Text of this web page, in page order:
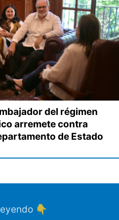
del régimen
arremete contra
de Estado
👇